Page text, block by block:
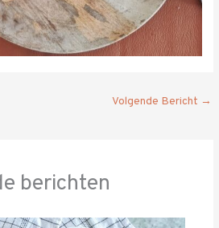
Volgende Bericht →
berichten